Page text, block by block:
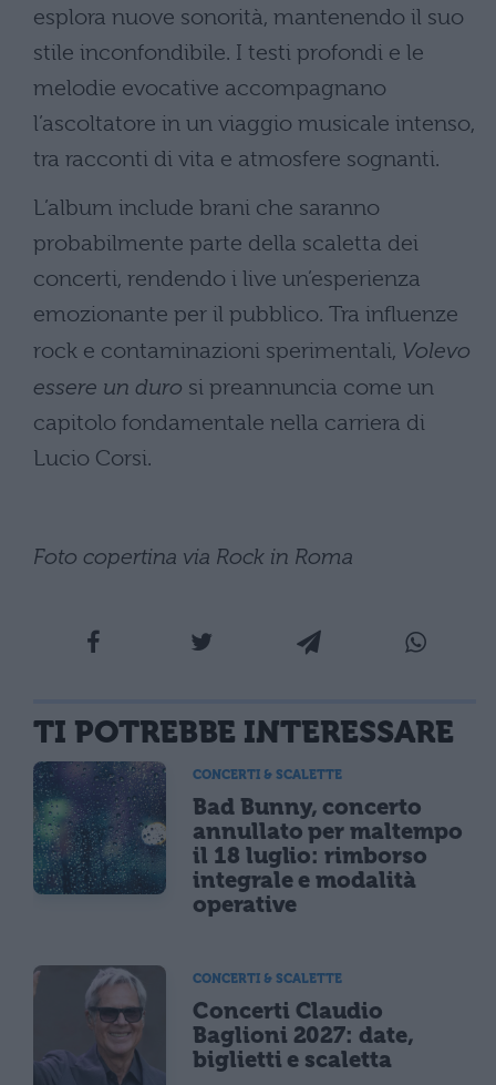
esplora nuove sonorità, mantenendo il suo
stile inconfondibile. I testi profondi e le
melodie evocative accompagnano
l’ascoltatore in un viaggio musicale intenso,
tra racconti di vita e atmosfere sognanti.
L’album include brani che saranno
probabilmente parte della scaletta dei
concerti, rendendo i live un’esperienza
emozionante per il pubblico. Tra influenze
rock e contaminazioni sperimentali, Volevo
essere un duro si preannuncia come un
capitolo fondamentale nella carriera di
Lucio Corsi.
Foto copertina via Rock in Roma
TI POTREBBE INTERESSARE
CONCERTI & SCALETTE
Bad Bunny, concerto
annullato per maltempo
il 18 luglio: rimborso
integrale e modalità
operative
CONCERTI & SCALETTE
Concerti Claudio
Baglioni 2027: date,
biglietti e scaletta